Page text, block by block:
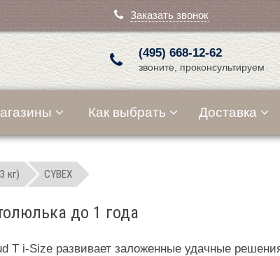
Заказать звонок
(495) 668-12-62
звоните, проконсультируем
Как выбрать Доставка
кг) CYBEX
до 1 года
T i-Size развивает заложенные удачные